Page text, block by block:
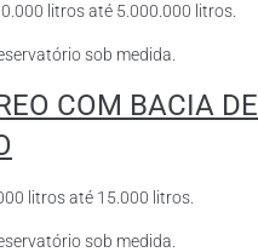
litros até 5.000.000 litros.
sob medida.
COM BACIA DE
litros até 15.000 litros.
sob medida.